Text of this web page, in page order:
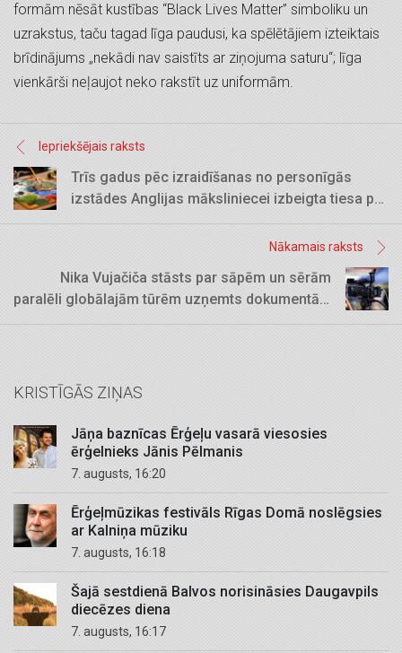
formām nēsāt kustības “Black Lives Matter” simboliku un
uzrakstus, taču tagad līga paudusi, ka spēlētājiem izteiktais
brīdinājums „nekādi nav saistīts ar ziņojuma saturu“; līga
vienkārši neļaujot neko rakstīt uz uniformām.
Iepriekšējais raksts
Trīs gadus pēc izraidīšanas no personīgās
izstādes Anglijas māksliniecei izbeigta tiesa par
naida runu
Nākamais raksts
Nika Vujačiča stāsts par sāpēm un sērām
paralēli globālajām tūrēm uzņemts dokumentālā
filmā
KRISTĪGĀS ZIŅAS
Jāņa baznīcas Ērģeļu vasarā viesosies
ērģelnieks Jānis Pēlmanis
7. augusts, 16:20
Ērģeļmūzikas festivāls Rīgas Domā noslēgsies
ar Kalniņa mūziku
7. augusts, 16:18
Šajā sestdienā Balvos norisināsies Daugavpils
diecēzes diena
7. augusts, 16:17